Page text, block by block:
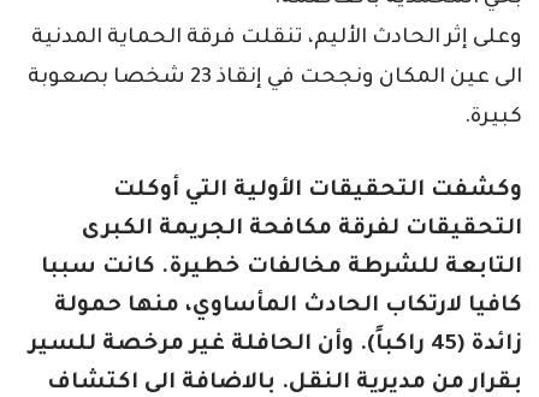
وعلى إثر الحادث الأليم، تنقلت فرقة الحماية المدنية
الى عين المكان ونجحت في إنقاذ 23 شخصا بصعوبة
كبيرة.
وكشفت التحقيقات الأولية التي أوكلت
التحقيقات لفرقة مكافحة الجريمة الكبرى
التابعة للشرطة مخالفات خطيرة. كانت سببا
كافيا لارتكاب الحادث المأساوي، منها حمولة
زائدة (45 راكباً). وأن الحافلة غير مرخصة للسير
بقرار من مديرية النقل. بالاضافة الى اكتشاف